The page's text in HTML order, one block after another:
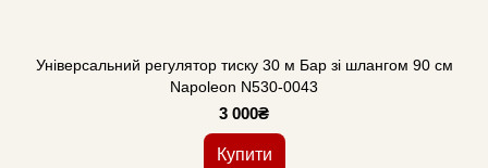
Універсальний регулятор тиску 30 м Бар зі шлангом 90 см
Napoleon N530-0043
3 000₴
Купити